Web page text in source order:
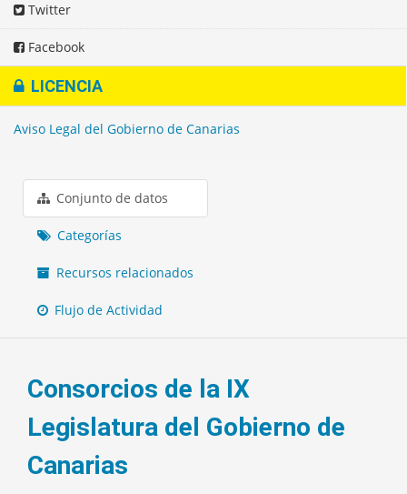
Twitter
Facebook
LICENCIA
Aviso Legal del Gobierno de Canarias
Conjunto de datos
Categorías
Recursos relacionados
Flujo de Actividad
Consorcios de la IX
Legislatura del Gobierno de
Canarias